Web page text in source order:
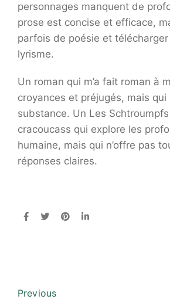
personnages manquent de
prose est concise et efficace,
parfois de poésie et
lyrisme.
Un roman qui m’a fait roman à
croyances et préjugés, mais qui
substance. Un Les
cracoucass qui explore les
humaine, mais qui n’offre pas
réponses claires.
Previous